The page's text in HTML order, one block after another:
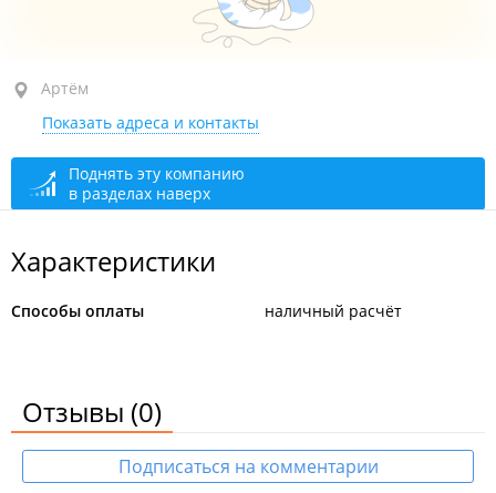
Артём, ул. Михайловская (пос. Заводской), 15 стр. 2
1-й этаж
открыто: 08:00–22:00
Артём
Показать адреса и контакты
Поднять эту компанию
в разделах наверх
Характеристики
Способы оплаты наличный расчёт
Отзывы (0)
Подписаться на комментарии